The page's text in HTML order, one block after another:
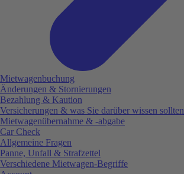
Mietwagenbuchung
Änderungen & Stornierungen
Bezahlung & Kaution
Versicherungen & was Sie darüber wissen sollten
Mietwagenübernahme & -abgabe
Car Check
Allgemeine Fragen
Panne, Unfall & Strafzettel
Verschiedene Mietwagen-Begriffe